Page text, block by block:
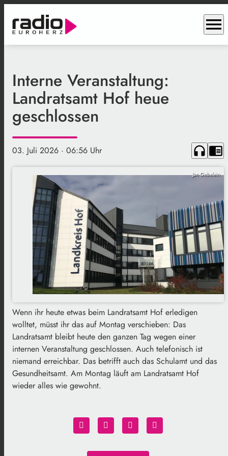
menu
Interne Veranstaltung:
Landratsamt Hof heue
geschlossen
03. Juli 2026 · 06:56 Uhr headphones chrome_reader_mode
Jan Gebelein
Wenn ihr heute etwas beim Landratsamt Hof erledigen
wolltet, müsst ihr das auf Montag verschieben: Das
Landratsamt bleibt heute den ganzen Tag wegen einer
internen Veranstaltung geschlossen. Auch telefonisch ist
niemand erreichbar. Das betrifft auch das Schulamt und das
Gesundheitsamt. Am Montag läuft am Landratsamt Hof
wieder alles wie gewohnt.